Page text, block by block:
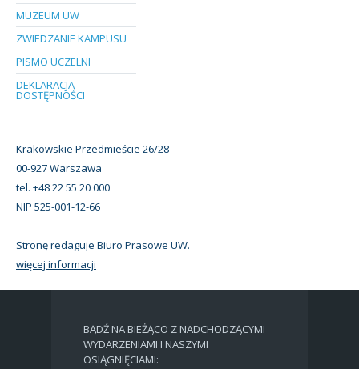
MUZEUM UW
ZWIEDZANIE KAMPUSU
PISMO UCZELNI
DEKLARACJA
DOSTĘPNOŚCI
Krakowskie Przedmieście 26/28
00-927 Warszawa
tel. +48 22 55 20 000
NIP 525-001-12-66
Stronę redaguje Biuro Prasowe UW.
więcej informacji
BĄDŹ NA BIEŻĄCO Z NADCHODZĄCYMI
WYDARZENIAMI I NASZYMI
OSIĄGNIĘCIAMI: